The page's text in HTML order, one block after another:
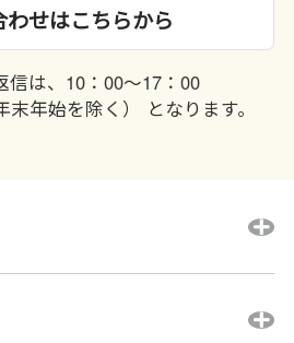
わせはこちらから
信は、10：00〜17：00
末年始を除く） となります。